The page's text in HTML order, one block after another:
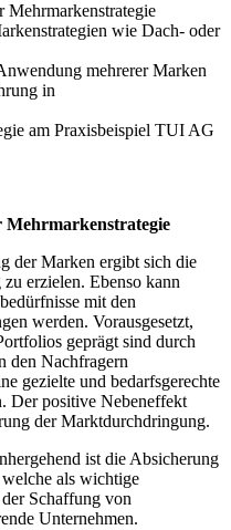
wie Dach- oder
mehrerer Marken
in
am Praxisbeispiel TUI AG
Mehrmarkenstrategie
der Marken ergibt sich die
erzielen. Ebenso kann
mit den
werden. Vorausgesetzt,
geprägt sind durch
den Nachfragern
gezielte und bedarfsgerechte
Der positive Nebeneffekt
der Marktdurchdringung.
ist die Absicherung
als wichtige
Schaffung von
Unternehmen.